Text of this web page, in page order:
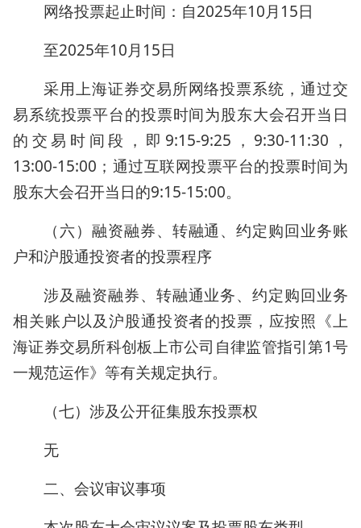
网络投票起止时间：自2025年10月15日
至2025年10月15日
采用上海证券交易所网络投票系统，通过交
易系统投票平台的投票时间为股东大会召开当日
的交易时间段，即9:15-9:25，9:30-11:30，
13:00-15:00；通过互联网投票平台的投票时间为
股东大会召开当日的9:15-15:00。
（六）融资融券、转融通、约定购回业务账
户和沪股通投资者的投票程序
涉及融资融券、转融通业务、约定购回业务
相关账户以及沪股通投资者的投票，应按照《上
海证券交易所科创板上市公司自律监管指引第1号
一规范运作》等有关规定执行。
（七）涉及公开征集股东投票权
无
二、会议审议事项